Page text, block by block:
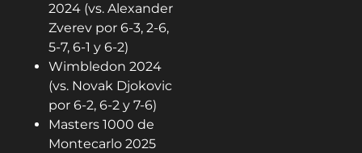
2024 (vs. Alexander
Zverev por 6-3, 2-6,
5-7, 6-1 y 6-2)
Wimbledon 2024
(vs. Novak Djokovic
por 6-2, 6-2 y 7-6)
Masters 1000 de
Montecarlo 2025